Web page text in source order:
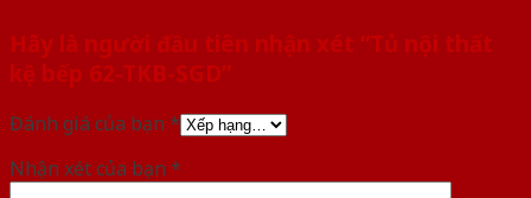
Hãy là người đầu tiên nhận xét “Tủ nội thất
kệ bếp 62-TKB-SGD”
Đánh giá của bạn *
Nhận xét của bạn *